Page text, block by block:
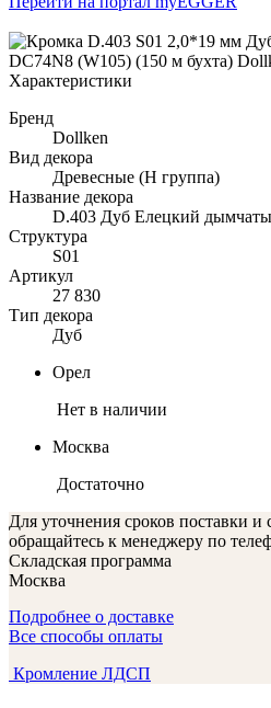
Характеристики
Бренд
Dollken
Вид декора
Древесные (Н группа)
Название декора
D.403 Дуб Елецкий
Структура
S01
Артикул
27 830
Тип декора
Дуб
Орел
Нет в наличии
Москва
Достаточно
Для уточнения сроков поставки и
обращайтесь к менеджеру по
Складская программа
Москва
Подробнее о доставке
Все способы оплаты
Кромление ЛДСП